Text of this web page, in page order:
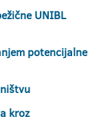
UNIBL
potencijalne
kroz